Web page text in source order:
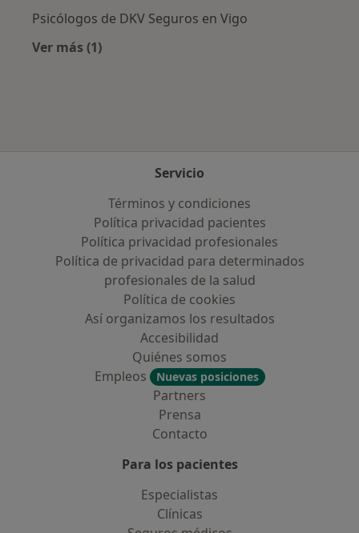
Psicólogos de DKV Seguros en Vigo
Ver más (1)
Servicio
Términos y condiciones
Política privacidad pacientes
Política privacidad profesionales
Política de privacidad para determinados
profesionales de la salud
Política de cookies
Así organizamos los resultados
Accesibilidad
Quiénes somos
Empleos
Nuevas posiciones
Partners
Prensa
Contacto
Para los pacientes
Especialistas
Clínicas